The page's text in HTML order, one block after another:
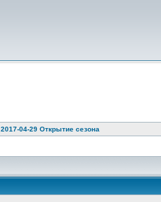
2017-04-29 Открытие сезона